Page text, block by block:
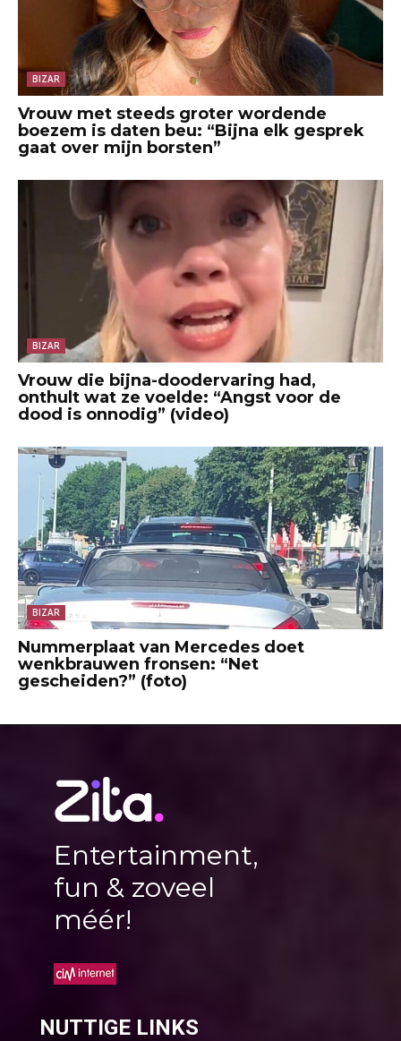
BIZAR
Vrouw met steeds groter wordende
boezem is daten beu: “Bijna elk gesprek
gaat over mijn borsten”
BIZAR
Vrouw die bijna-doodervaring had,
onthult wat ze voelde: “Angst voor de
dood is onnodig” (video)
BIZAR
Nummerplaat van Mercedes doet
wenkbrauwen fronsen: “Net
gescheiden?” (foto)
Entertainment,
fun & zoveel
méér!
NUTTIGE LINKS